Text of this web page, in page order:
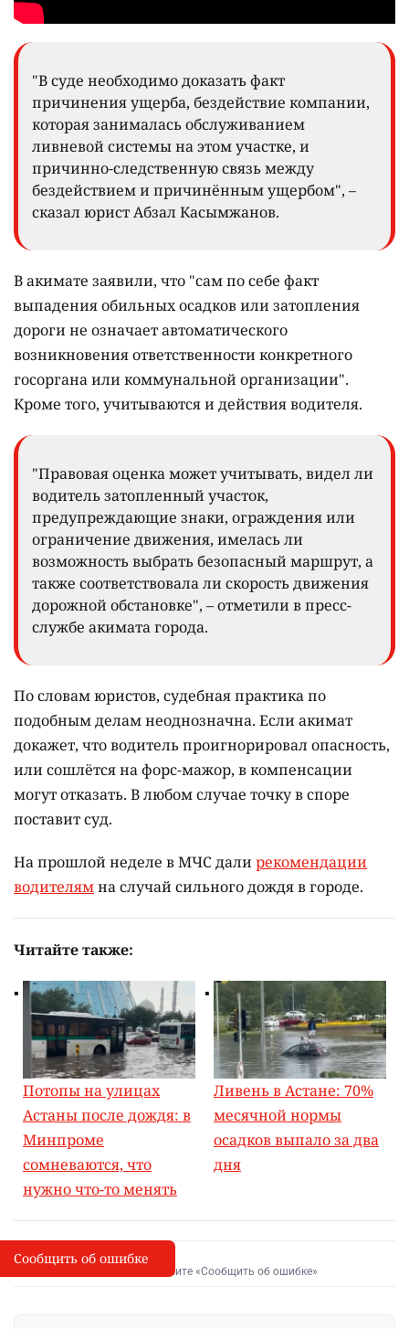
"В суде необходимо доказать факт
причинения ущерба, бездействие компании,
которая занималась обслуживанием
ливневой системы на этом участке, и
причинно-следственную связь между
бездействием и причинённым ущербом", –
сказал юрист Абзал Касымжанов.
В акимате заявили, что "сам по себе факт
выпадения обильных осадков или затопления
дороги не означает автоматического
возникновения ответственности конкретного
госоргана или коммунальной организации".
Кроме того, учитываются и действия водителя.
"Правовая оценка может учитывать, видел ли
водитель затопленный участок,
предупреждающие знаки, ограждения или
ограничение движения, имелась ли
возможность выбрать безопасный маршрут, а
также соответствовала ли скорость движения
дорожной обстановке", – отметили в пресс-
службе акимата города.
По словам юристов, судебная практика по
подобным делам неоднозначна. Если акимат
докажет, что водитель проигнорировал опасность,
или сошлётся на форс-мажор, в компенсации
могут отказать. В любом случае точку в споре
поставит суд.
На прошлой неделе в МЧС далирекомендации
водителямна случай сильного дождя в городе.
Читайте также:
Потопы на улицах
Астаны после дождя: в
Минпроме
сомневаются, что
нужно что-то менять
Ливень в Астане: 70%
месячной нормы
осадков выпало за два
дня
I
Сообщить об опечатке
Выделите фрагмент и нажмите «Сообщить об ошибке»
Сообщить об ошибке